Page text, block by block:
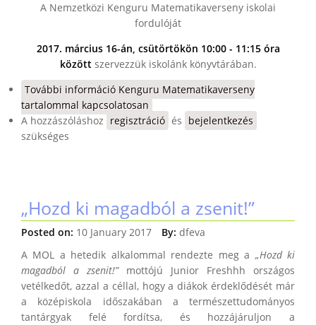
A Nemzetközi Kenguru Matematikaverseny iskolai
fordulóját
2017. március 16-án, csütörtökön 10:00 - 11:15 óra
közöttszervezzük iskolánk könyvtárában.
További információ Kenguru Matematikaverseny
tartalommal kapcsolatosan
A hozzászóláshoz regisztráció és bejelentkezés
szükséges
„Hozd ki magadból a zsenit!”
Posted on: 10 January 2017 By: dfeva
A MOL a hetedik alkalommal rendezte meg a „Hozd ki
magadból a zsenit!”mottójú Junior Freshhh országos
vetélkedőt, azzal a céllal, hogy a diákok érdeklődését már
a középiskola időszakában a természettudományos
tantárgyak felé fordítsa, és hozzájáruljon a